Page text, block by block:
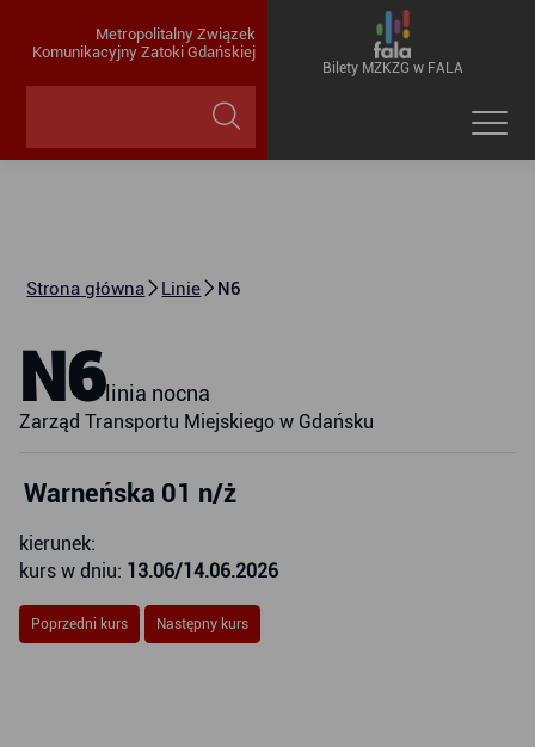
Metropolitalny Związek
Komunikacyjny Zatoki Gdańskiej
Bilety MZKZG w FALA
Strona główna Linie N6
N6linia nocna
Zarząd Transportu Miejskiego w Gdańsku
Warneńska 01 n/ż
kierunek:
kurs w dniu: 13.06/14.06.2026
Poprzedni kurs Następny kurs